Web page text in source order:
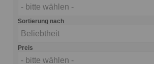
- bitte wählen -
Sortierung nach
Beliebtheit
Preis
- bitte wählen -